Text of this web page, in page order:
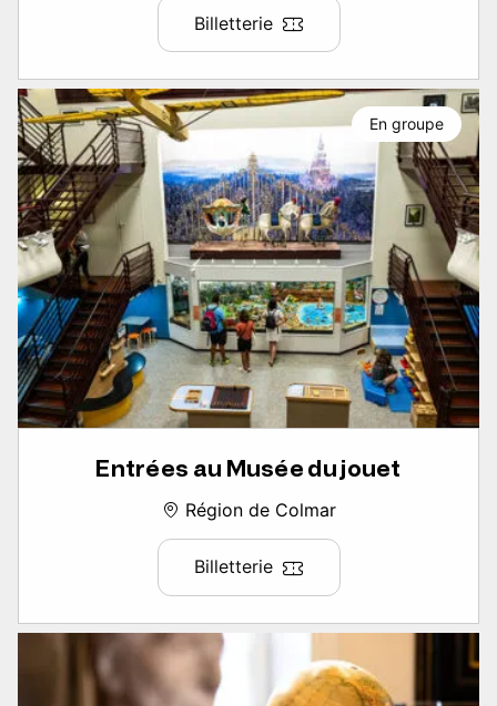
Billetterie
Entrées au Musée du jouet
Région de Colmar
Billetterie
En groupe